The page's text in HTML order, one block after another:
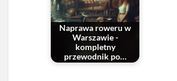
Naprawa roweru w
Warszawie -
kompletny
przewodnik po…